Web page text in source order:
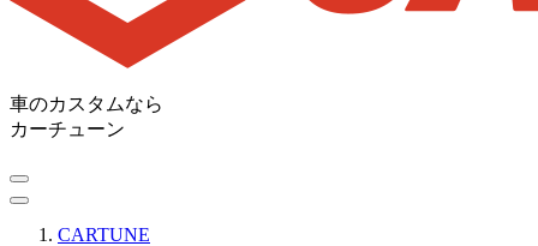
車のカスタムなら
カーチューン
CARTUNE